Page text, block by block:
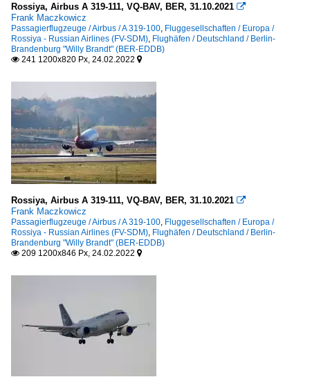
Rossiya, Airbus A 319-111, VQ-BAV, BER, 31.10.2021 
Frank Maczkowicz
Passagierflugzeuge / Airbus / A 319-100 Fluggesellschaften / Europa /
Rossiya - Russian Airlines (FV-SDM) Flughäfen / Deutschland / Berlin-
Brandenburg "Willy Brandt" (BER-EDDB)
 241 1200x820 Px, 24.02.2022 
Rossiya, Airbus A 319-111, VQ-BAV, BER, 31.10.2021 
Frank Maczkowicz
Passagierflugzeuge / Airbus / A 319-100 Fluggesellschaften / Europa /
Rossiya - Russian Airlines (FV-SDM) Flughäfen / Deutschland / Berlin-
Brandenburg "Willy Brandt" (BER-EDDB)
 209 1200x846 Px, 24.02.2022 